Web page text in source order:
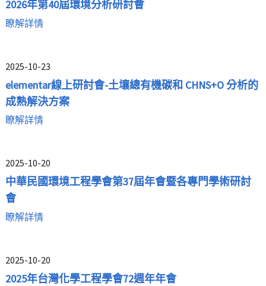
2026年第40屆環境分析研討會
瞭解詳情
2025-10-23
elementar線上研討會-土壤總有機碳和 CHNS+O 分析的
成熟解決方案
瞭解詳情
2025-10-20
中華民國環境工程學會第37屆年會暨各專門學術研討
會
瞭解詳情
2025-10-20
2025年台灣化學工程學會72週年年會